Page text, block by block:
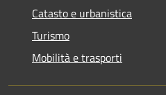
Catasto e urbanistica
Turismo
Mobilità e trasporti